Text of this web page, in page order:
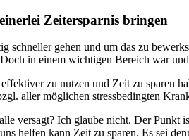
Zeitersparnis bringen
schneller gehen und um das zu
in einem wichtigen Bereich war
zu nutzen und Zeit zu sparen
aller möglichen stressbedingten
versagt? Ich glaube nicht. Der Punkt
helfen kann Zeit zu sparen. Es sei